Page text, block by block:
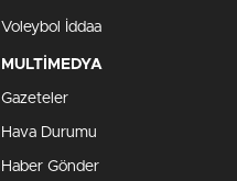
Voleybol İddaa
MULTİMEDYA
Gazeteler
Hava Durumu
Haber Gönder